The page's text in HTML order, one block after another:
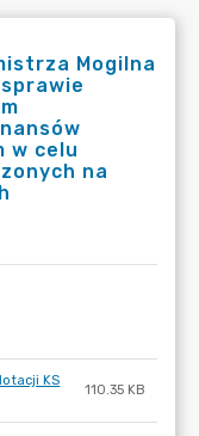
Mogilna
w celu
na
KS
110.35 KB